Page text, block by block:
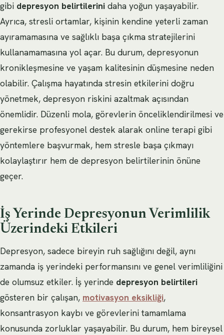
gibi depresyon belirtilerini daha yoğun yaşayabilir.
Ayrıca, stresli ortamlar, kişinin kendine yeterli zaman
ayıramamasına ve sağlıklı başa çıkma stratejilerini
kullanamamasına yol açar. Bu durum, depresyonun
kronikleşmesine ve yaşam kalitesinin düşmesine neden
olabilir. Çalışma hayatında stresin etkilerini doğru
yönetmek, depresyon riskini azaltmak açısından
önemlidir. Düzenli mola, görevlerin önceliklendirilmesi ve
gerekirse profesyonel destek alarak online terapi gibi
yöntemlere başvurmak, hem stresle başa çıkmayı
kolaylaştırır hem de depresyon belirtilerinin önüne
geçer.
İş Yerinde Depresyonun Verimlilik
Üzerindeki Etkileri
Depresyon, sadece bireyin ruh sağlığını değil, aynı
zamanda iş yerindeki performansını ve genel verimliliğini
de olumsuz etkiler. İş yerinde depresyon belirtileri
gösteren bir çalışan, motivasyon eksikliği,
konsantrasyon kaybı ve görevlerini tamamlama
konusunda zorluklar yaşayabilir. Bu durum, hem bireysel